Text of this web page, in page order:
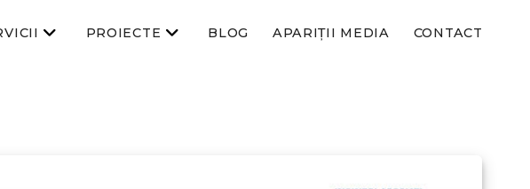
PROIECTE BLOG APARIȚII MEDIA CONTACT